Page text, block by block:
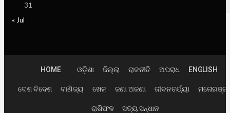
31
« Jul
HOME ଓଡ଼ିଶା ଜିଲ୍ଲା ରାଜନୀତି ଅପରାଧ ENGLISH
ଦେଶ ବିଦେଶ ବାଣିଜ୍ୟ ଖେଳ ଜଣା ଅଜଣା ଜୀବନଚର୍ଯ୍ୟା
ରାଶିଫଳ ସତ୍ୟ ସନ୍ଧାନ